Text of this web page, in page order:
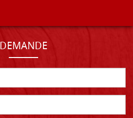
DEMANDE